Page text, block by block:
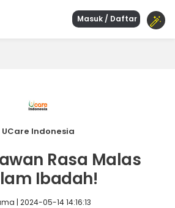
Masuk / Daftar
UCare Indonesia
Rasa Malas
Ibadah!
| 2024-05-14 14:16:13